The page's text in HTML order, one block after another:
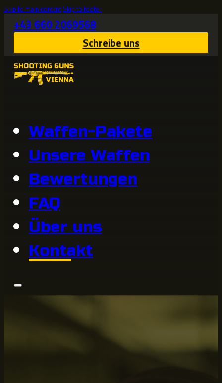
Skip to main content Skip to footer
+43 660 2069568
Schreibe uns
Waffen-Pakete
Unsere Waffen
Bewertungen
FAQ
Über uns
Kontakt